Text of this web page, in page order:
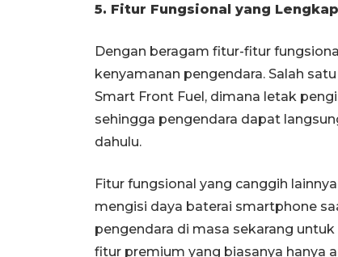
5. Fitur Fungsional yang
Dengan beragam fitur-fitur
kenyamanan pengendara. Salah
Smart Front Fuel, dimana letak
sehingga pengendara dapat
dahulu.
Fitur fungsional yang canggih
mengisi daya baterai smartphone
pengendara di masa sekarang
fitur premium yang biasanya hanya